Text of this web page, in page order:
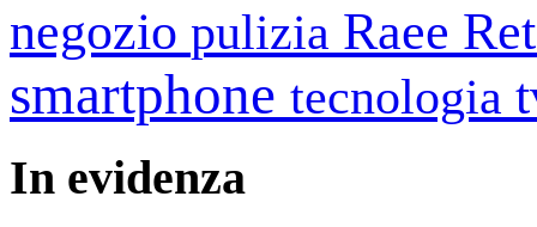
negozio pulizia Raee
smartphone tecnologia
In evidenza